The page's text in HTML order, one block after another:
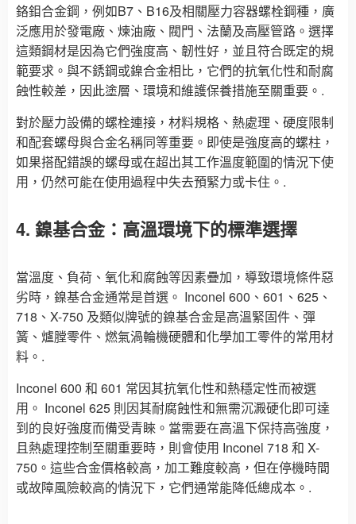
鉻鉬合金鋼，例如B7、B16及相關壓力容器螺栓鋼種，廣
泛應用於發電廠、煉油廠、閥門、法蘭及高壓管路。選擇
這類鋼材是因為它們強度高、韌性好，並且符合既定的規
範要求。與不銹鋼或鎳合金相比，它們的抗氧化性和耐腐
蝕性較差，因此塗層、環境和維護保養措施至關重要。.
對於壓力設備的螺栓連接，材料規格、熱處理、硬度限制
和配套螺母與合金名稱同等重要。即使是強度高的螺柱，
如果搭配錯誤的螺母或在超出其工作溫度範圍的情況下使
用，仍然可能在使用過程中失去預緊力或卡住。.
4. 鎳基合金：高溫環境下的標準選擇
當溫度、負荷、氧化和腐蝕等因素疊加，導致環境條件惡
劣時，鎳基合金通常是首選。 Inconel 600、601、625、
718、X-750 及類似牌號的鎳基合金是高溫緊固件、彈
簧、爐膛零件、燃氣渦輪機硬體和化學加工零件的常用材
料。.
Inconel 600 和 601 常因其抗氧化性和熱穩定性而被選
用。 Inconel 625 則因其耐腐蝕性和無需沉澱硬化即可達
到的良好強度而備受青睞。當需要在高溫下保持高強度，
且熱處理控制至關重要時，則會使用 Inconel 718 和 X-
750。這些合金價格較高，加工難度較高，但在停機時間
或故障風險較高的情況下，它們通常能降低總成本。.